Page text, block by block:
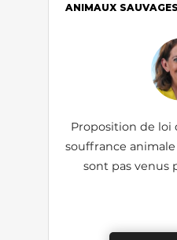
ANIMAUX SAUVAGES
Proposition de loi
souffrance
sont pas venus